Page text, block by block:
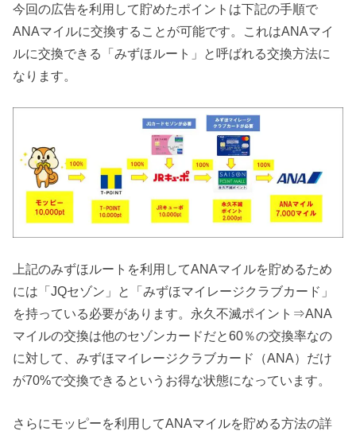
今回の広告を利用して貯めたポイントは下記の手順で
ANAマイルに交換することが可能です。これはANAマイ
ルに交換できる「みずほルート」と呼ばれる交換方法に
なります。
上記のみずほルートを利用してANAマイルを貯めるため
には「JQセゾン」と「みずほマイレージクラブカード」
を持っている必要があります。永久不滅ポイント⇒ANA
マイルの交換は他のセゾンカードだと60％の交換率なの
に対して、みずほマイレージクラブカード（ANA）だけ
が70%で交換できるというお得な状態になっています。
さらにモッピーを利用してANAマイルを貯める方法の詳